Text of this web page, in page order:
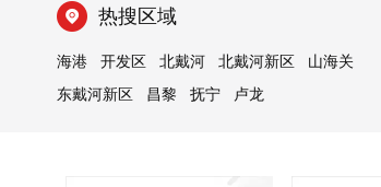
热搜区域
海港 开发区 北戴河 北戴河新区
山海关
东戴河新区
昌黎 抚宁
卢龙